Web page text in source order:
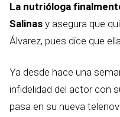
La nutrióloga
Salinas y asegura que
Álvarez, pues dice que
Ya desde hace una
infidelidad del actor con
pasa en su nueva